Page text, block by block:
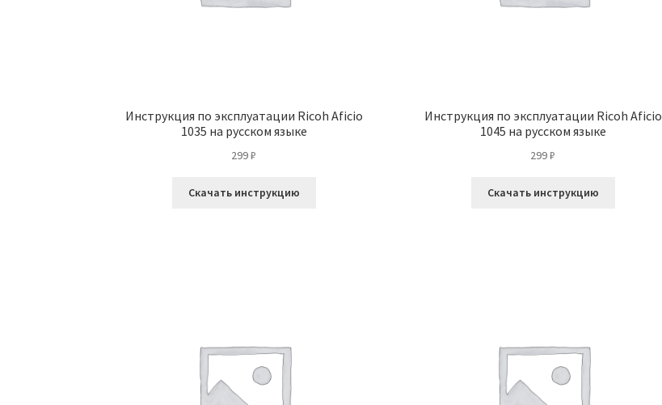
Инструкция по эксплуатации Ricoh Aficio
1035 на русском языке
299₽
Скачать инструкцию
Инструкция по эксплуатации Ricoh Aficio
1045 на русском языке
299₽
Скачать инструкцию